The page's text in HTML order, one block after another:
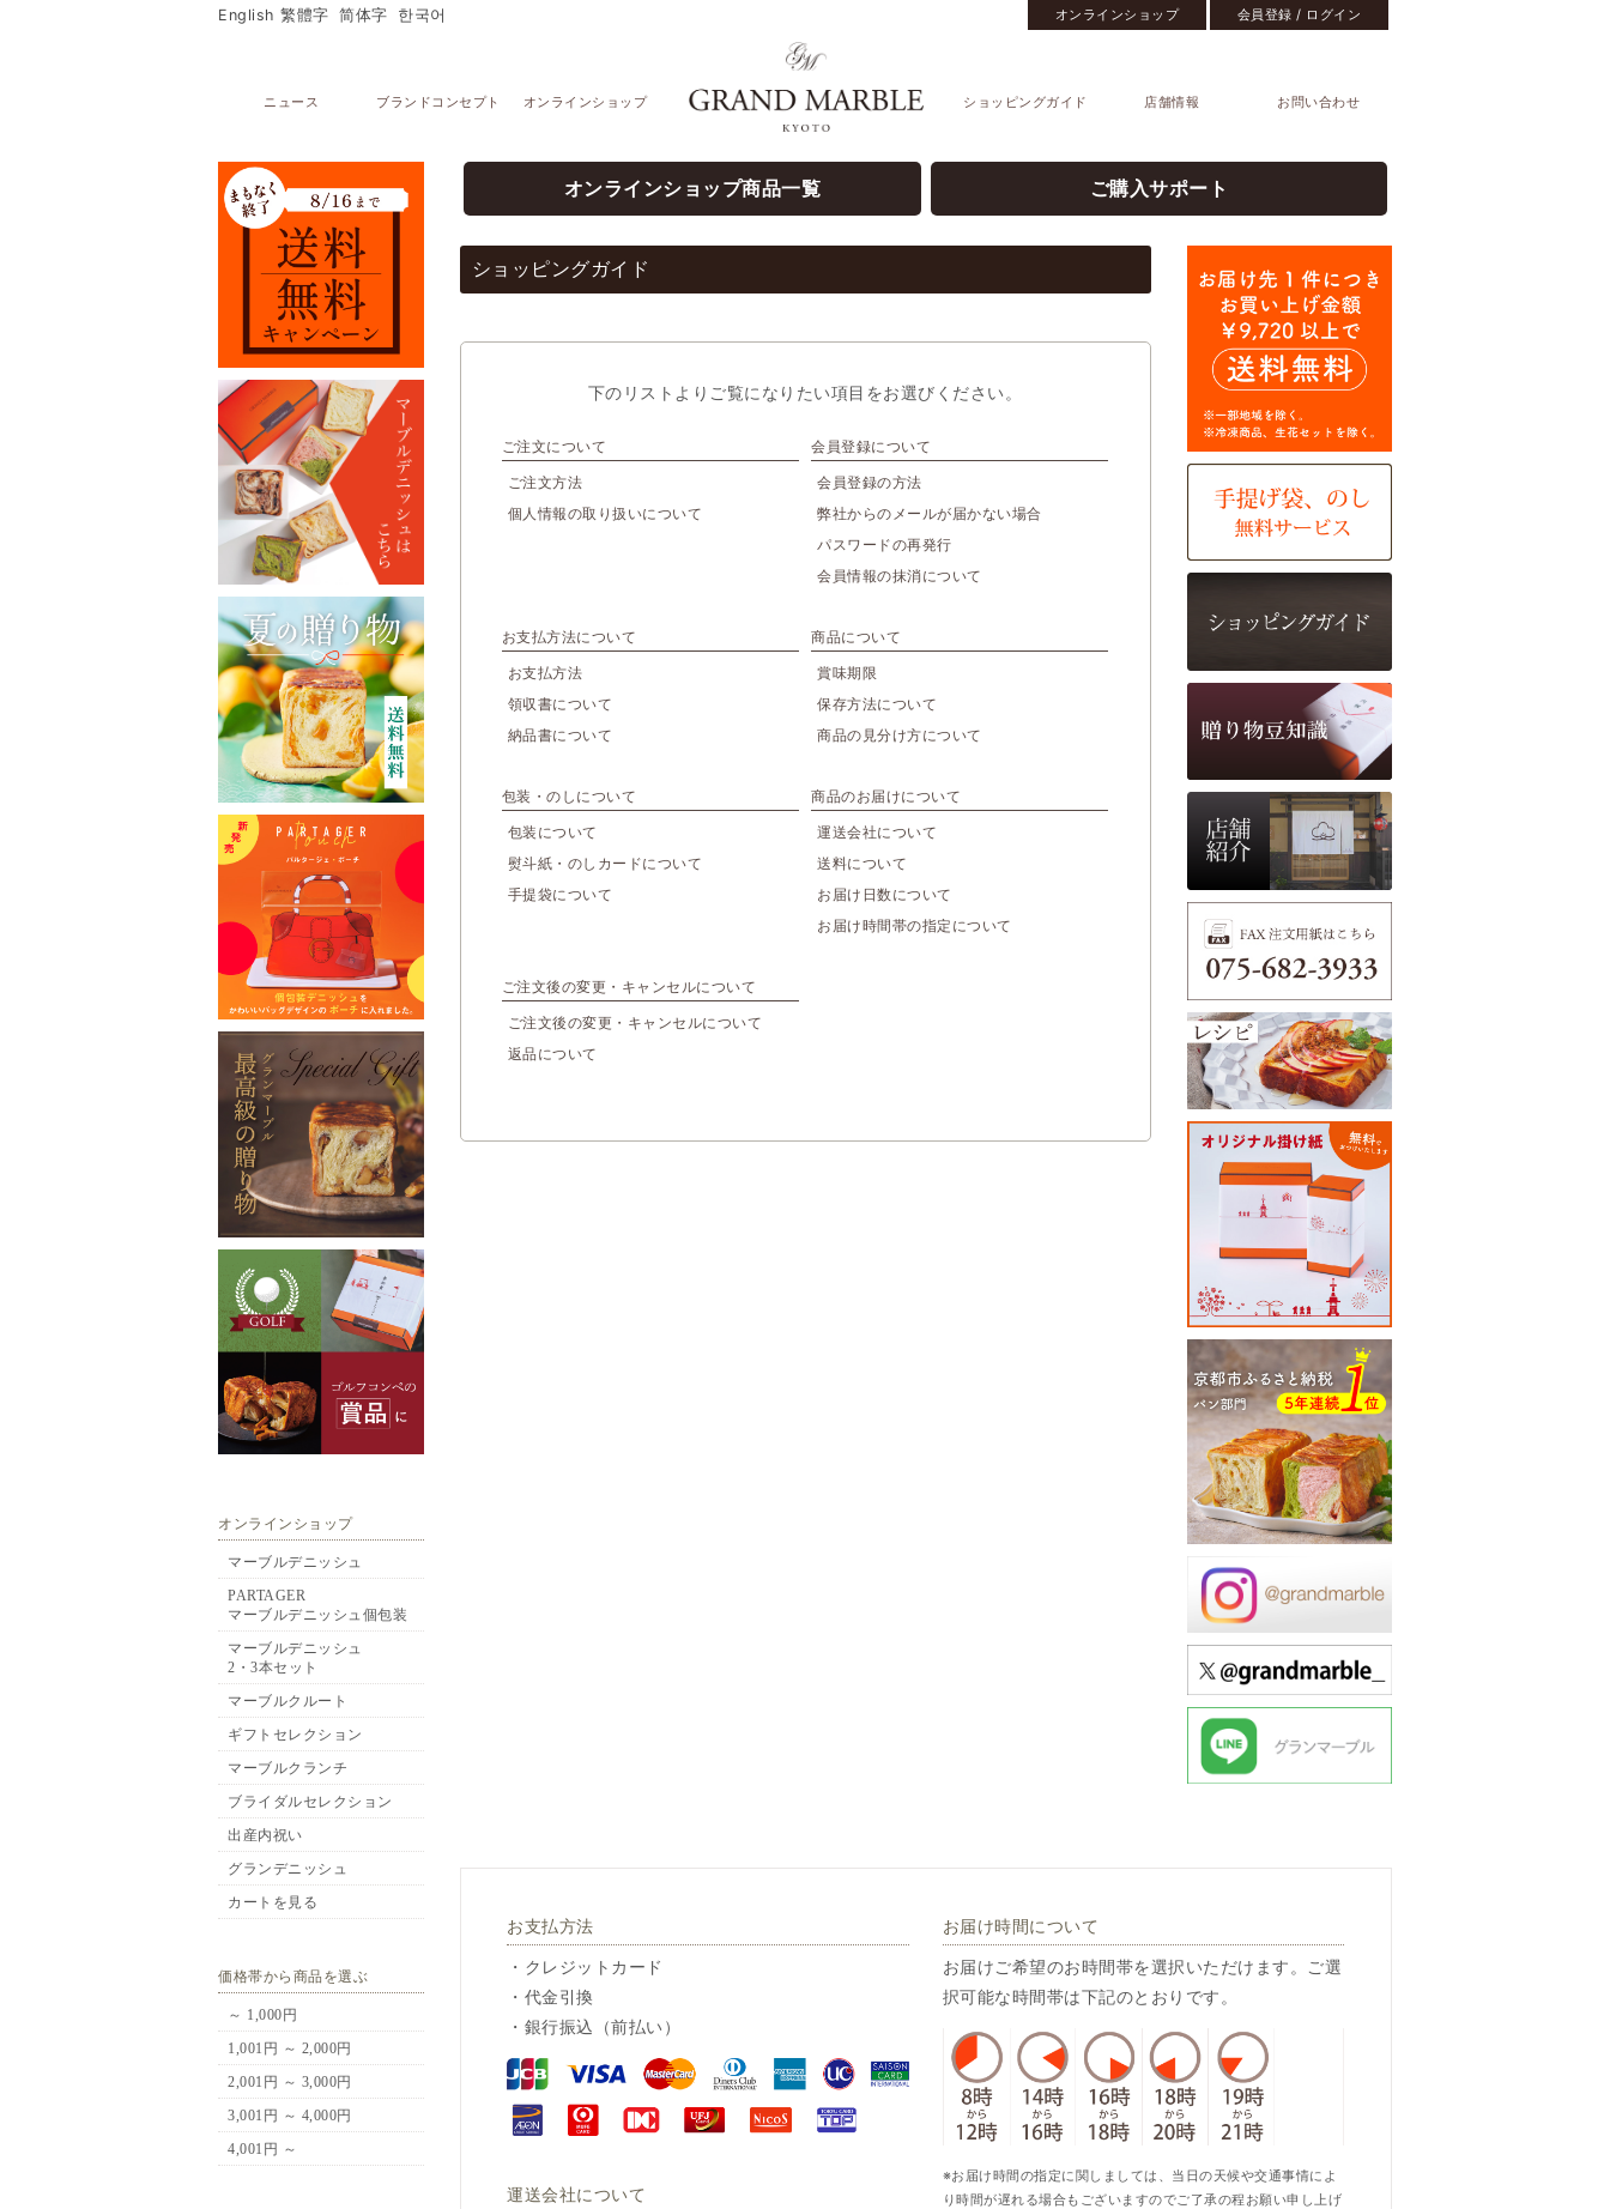
English 繁體字 简体字 한국어 オンラインショップ 会員登録 / ログイン
ニュース ブランドコンセプト オンラインショップ ショッピングガイド 店舗情報 お問い合わせ
メニュー
オンラインストア
マーブルデニッシュ
PARTAGERマーブルデニッシュ個包装
マーブルデニッシュ２本３本セット
マーブルクルート
ギフトセレクション
ブライダルセレクション
出産内祝い
グランデニッシュ
ご購入サポート
ショッピングガイド
贈り物豆知識
レシピ
店舗・ギャラリー
グランマーブル祇園本店
グランマーブル ファクトリー店
催事カレンダー
直営店のご案内
ギャラリーPARC
グランマーブルについて
ブランドコンセプト
ニュース
会社案内
会社概要
採用情報
お問い合わせ
特定商取引表記
プライバシーポリシー
オンラインショップ
マーブルデニッシュ
PARTAGER
マーブルデニッシュ個包装
マーブルデニッシュ
2・3本セット
マーブルクルート
ギフトセレクション
マーブルクランチ
ブライダルセレクション
出産内祝い
グランデニッシュ
カートを見る
価格帯から商品を選ぶ
～ 1,000円
1,001円 ～ 2,000円
2,001円 ～ 3,000円
3,001円 ～ 4,000円
4,001円 ～
オンラインショップ商品一覧 ご購入サポート
ショッピングガイド
下のリストよりご覧になりたい項目をお選びください。
ご注文について
ご注文方法
個人情報の取り扱いについて
会員登録について
会員登録の方法
弊社からのメールが届かない場合
パスワードの再発行
会員情報の抹消について
お支払方法について
お支払方法
領収書について
納品書について
商品について
賞味期限
保存方法について
商品の見分け方について
包装・のしについて
包装について
熨斗紙・のしカードについて
手提袋について
商品のお届けについて
運送会社について
送料について
お届け日数について
お届け時間帯の指定について
ご注文後の変更・キャンセルについて
ご注文後の変更・キャンセルについて
返品について
お支払方法
・クレジットカード
・代金引換
・銀行振込（前払い）
運送会社について
お届け時間について
お届けご希望のお時間帯を選択いただけます。ご選
択可能な時間帯は下記のとおりです。
※お届け時間の指定に関しましては、当日の天候や交通事情によ
り時間が遅れる場合もございますのでご了承の程お願い申し上げ